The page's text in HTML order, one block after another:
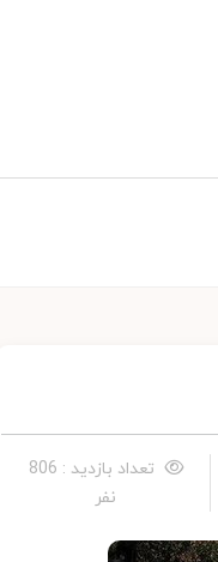
تعداد بازدید : 806
نفر